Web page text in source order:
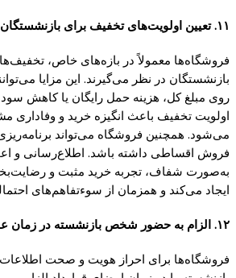
۱۱. تعیین اولویت‌های تخفیف برای بازنشستگان
فروشگاه‌ها معمولاً در بازه‌های خاص،
بازنشستگان در نظر می‌گیرند. این مزایا
روی مبلغ کل، هزینه حمل رایگان یا کاهش
اولویت تخفیف باعث انگیزه خرید و وفاداری
می‌شود. همچنین فروشگاه می‌تواند
فروش اقساطی داشته باشد. اطلاع‌رسانی و
به‌صورت شفاف، تجربه خرید مثبت و
ایجاد می‌کند و همزمان از سوءتفاهم‌های
۱۲. الزام به حضور شخص بازنشسته در زمان عقد قرارداد
فروشگاه‌ها برای احراز هویت و صحت